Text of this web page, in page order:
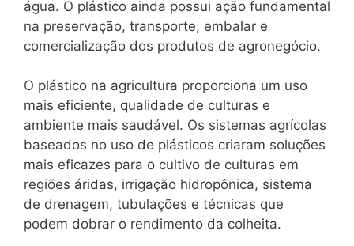
água. O plástico ainda possui ação fundamental
na preservação, transporte, embalar e
comercialização dos produtos de agronegócio.
O plástico na agricultura proporciona um uso
mais eficiente, qualidade de culturas e
ambiente mais saudável. Os sistemas agrícolas
baseados no uso de plásticos criaram soluções
mais eficazes para o cultivo de culturas em
regiões áridas, irrigação hidropônica, sistema
de drenagem, tubulações e técnicas que
podem dobrar o rendimento da colheita.